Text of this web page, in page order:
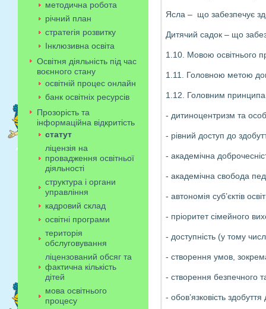
Ясла – що забезпечує
Дитячий садок – що
1.10. Мовою освітнього
1.11. Головною метою
1.12. Головним
- дитиноцентризм та
- рівний доступ до
- академічна
- академічна свобода
- автономія суб’єктів
- пріоритет сімейного
- доступність (у тому
- створення умов,
- створення безпечного
- обов’язковість
методична робота
річний план
стратегія розвитку
Інклюзивна освіта
Освітня діяльність під час
воєнного стану
освітній процес онлайн
банк освітніх ресурсів
Прозорість та
інформаційна відкритість
статут
ліцензія на
провадження освітньої
діяльності
структура і органи
управління
кадровий склад
освітні програми
територія
обслуговування
ліцензований обсяг та
фактична кількість
дітей
мова освітнього
процесу